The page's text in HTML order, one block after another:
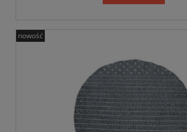
nowość